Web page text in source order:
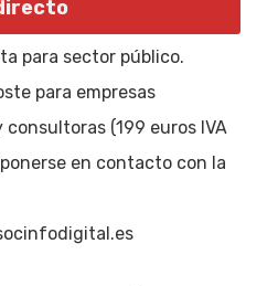
para sector público.
para empresas
consultoras (199 euros IVA
en contacto con la